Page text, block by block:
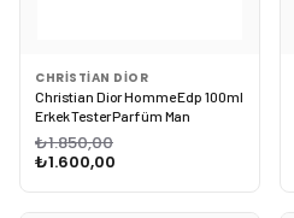
CHRISTIAN DIOR
Christian Dior Homme Edp 100ml
Erkek Tester Parfüm Man
₺1.850,00
₺1.600,00